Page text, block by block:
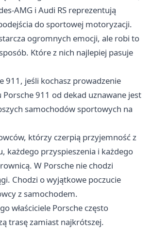
AMG i Audi RS reprezentują
do sportowej motoryzacji.
ogromnych emocji, ale robi to
Które z nich najlepiej pasuje
911, jeśli kochasz prowadzenie
Porsche 911 od dekad uznawane jest
samochodów sportowych na
którzy czerpią przyjemność z
każdego przyspieszenia i każdego
W Porsche nie chodzi
Chodzi o wyjątkowe poczucie
z samochodem.
właściciele Porsche często
trasę zamiast najkrótszej.